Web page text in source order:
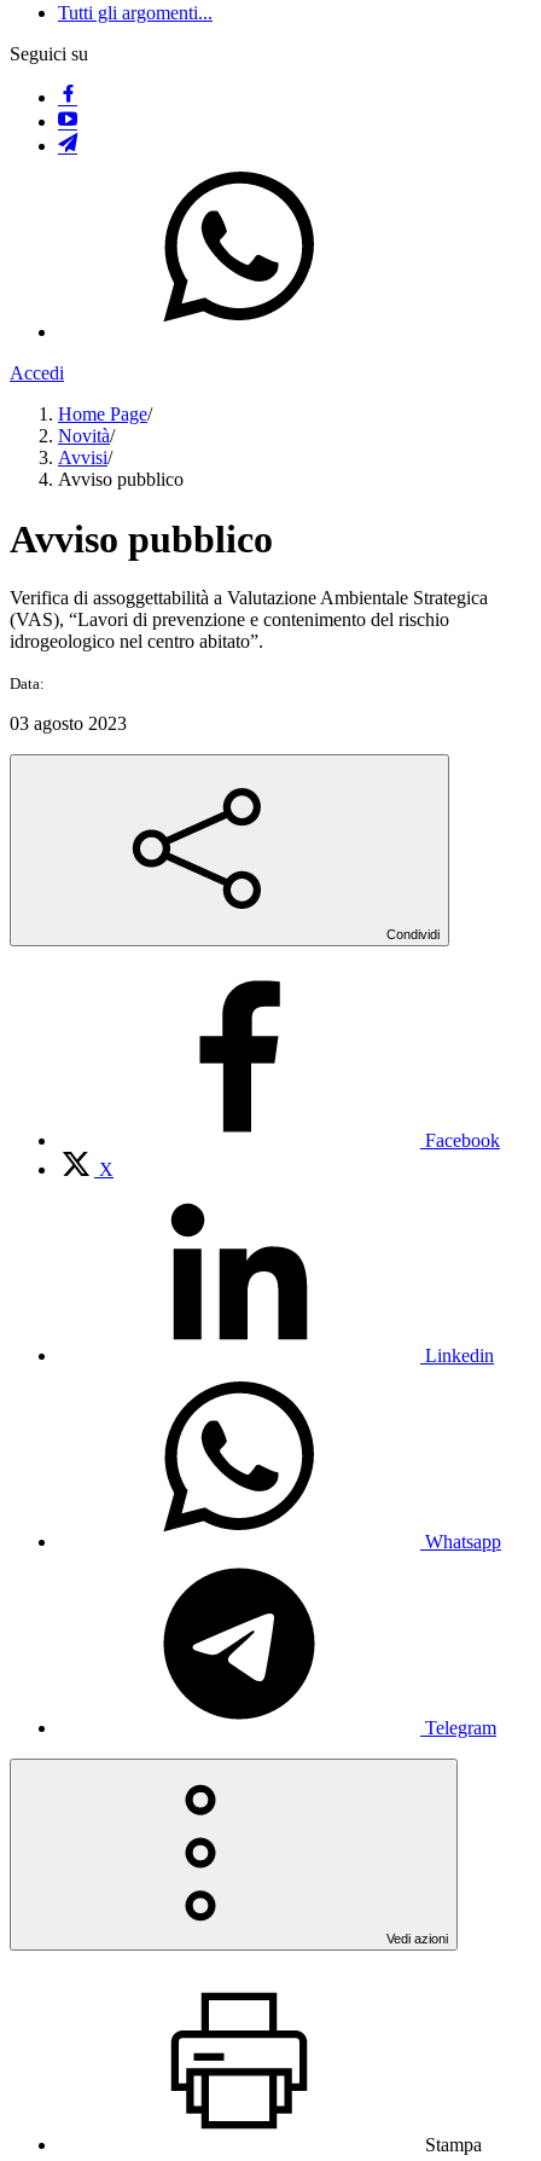
Tutti gli argomenti...
Seguici su
Accedi
Home Page/
Novità/
Avvisi/
Avviso pubblico
Avviso pubblico
Verifica di assoggettabilità a Valutazione Ambientale Strategica
(VAS), “Lavori di prevenzione e contenimento del rischio
idrogeologico nel centro abitato”.
Data:
03 agosto 2023
Condividi
Facebook
X
Linkedin
Whatsapp
Telegram
Vedi azioni
Stampa